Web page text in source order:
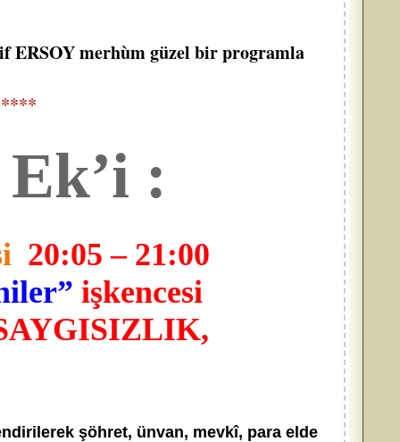
ERSOY merhùm güzel bir programla
:
20:05 – 21:00
işkencesi
şöhret, ünvan, mevkî, para elde